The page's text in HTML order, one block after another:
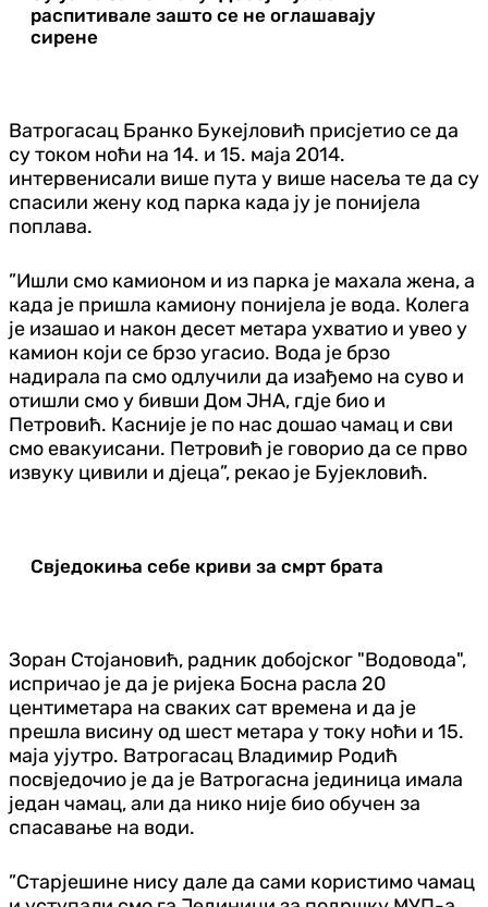
распитивале зашто се не оглашавају
сирене
Ватрогасац Бранко Букејловић присјетио се да
су током ноћи на 14. и 15. маја 2014.
интервенисали више пута у више насеља те да су
спасили жену код парка када ју је понијела
поплава.
”Ишли смо камионом и из парка је махала жена, а
када је пришла камиону понијела је вода. Колега
је изашао и након десет метара ухватио и увео у
камион који се брзо угасио. Вода је брзо
надирала па смо одлучили да изађемо на суво и
отишли смо у бивши Дом ЈНА, гдје био и
Петровић. Касније је по нас дошао чамац и сви
смо евакуисани. Петровић је говорио да се прво
извуку цивили и дјеца”, рекао је Бујекловић.
Свједокиња себе криви за смрт брата
Зоран Стојановић, радник добојског "Водовода",
испричао је да је ријека Босна расла 20
центиметара на сваких сат времена и да је
прешла висину од шест метара у току ноћи и 15.
маја ујутро. Ватрогасац Владимир Родић
посвједочио је да је Ватрогасна јединица имала
један чамац, али да нико није био обучен за
спасавање на води.
”Старјешине нису дале да сами користимо чамац